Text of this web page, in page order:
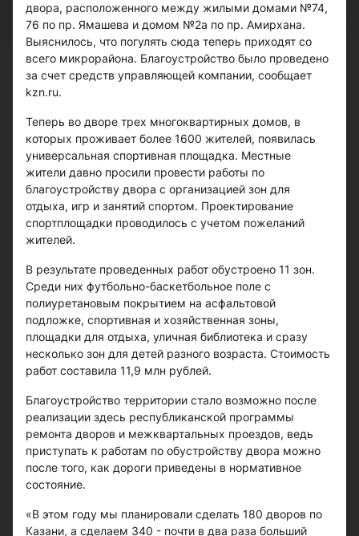
двора, расположенного между жилыми домами №74,
76 по пр. Ямашева и домом №2а по пр. Амирхана.
Выяснилось, что погулять сюда теперь приходят со
всего микрорайона. Благоустройство было проведено
за счет средств управляющей компании, сообщает
kzn.ru.
Теперь во дворе трех многоквартирных домов, в
которых проживает более 1600 жителей, появилась
универсальная спортивная площадка. Местные
жители давно просили провести работы по
благоустройству двора с организацией зон для
отдыха, игр и занятий спортом. Проектирование
спортплощадки проводилось с учетом пожеланий
жителей.
В результате проведенных работ обустроено 11 зон.
Среди них футбольно-баскетбольное поле с
полиуретановым покрытием на асфальтовой
подложке, спортивная и хозяйственная зоны,
площадки для отдыха, уличная библиотека и сразу
несколько зон для детей разного возраста. Стоимость
работ составила 11,9 млн рублей.
Благоустройство территории стало возможно после
реализации здесь республиканской программы
ремонта дворов и межквартальных проездов, ведь
приступать к работам по обустройству двора можно
после того, как дороги приведены в нормативное
состояние.
«В этом году мы планировали сделать 180 дворов по
Казани, а сделаем 340 - почти в два раза больший